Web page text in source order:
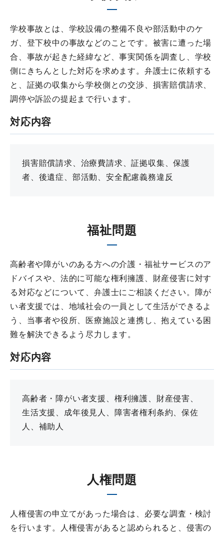
学校事故とは、学校設備の整備不良や部活動中のケ
ガ、登下校中の事故などのことです。被害に遭った場
合、事故が起きた経緯など、事実関係を調査し、学校
側にきちんとした対応を求めます。弁護士に依頼する
と、証拠の収集から学校側との交渉、損害賠償請求、
調停や訴訟の提起まで行います。
対応内容
損害賠償請求、治療費請求、証拠収集、保護
者、後遺症、部活動、安全配慮義務違反
福祉問題
高齢者や障がいのある方への介護・福祉サービスのア
ドバイスや、法的に可能な権利擁護、財産侵害に対す
る対応などについて、弁護士にご相談ください。障が
い者支援では、地域社会の一員として生活ができるよ
う、当事者や役所、医療施設と連携し、抱えている困
難を解決できるよう尽力します。
対応内容
高齢者・障がい者支援、権利擁護、財産侵害、
生活支援、成年後見人、障害者権利条約、保佐
人、補助人
人権問題
人権侵害の申立てがあった場合は、必要な調査・検討
を行います。人権侵害があると認められると、侵害の